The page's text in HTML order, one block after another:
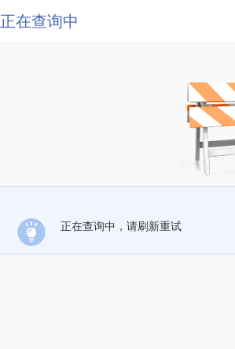
正在查询中
正在查询中，请刷新重试